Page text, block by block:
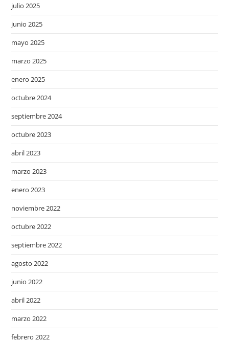
julio 2025
junio 2025
mayo 2025
marzo 2025
enero 2025
octubre 2024
septiembre 2024
octubre 2023
abril 2023
marzo 2023
enero 2023
noviembre 2022
octubre 2022
septiembre 2022
agosto 2022
junio 2022
abril 2022
marzo 2022
febrero 2022